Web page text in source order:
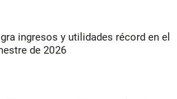
ingresos y utilidades récord en el
de 2026